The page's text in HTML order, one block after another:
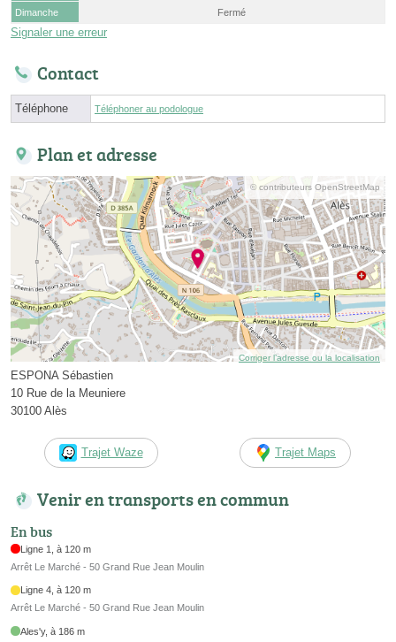
Dimanche
Fermé
Signaler une erreur
Contact
Téléphone Téléphoner au podologue
Plan et adresse
© contributeurs OpenStreetMap
Corriger l’adresse ou la localisation
ESPONA Sébastien
10 Rue de la Meuniere
30100 Alès
Trajet Waze Trajet Maps
Venir en transports en commun
En bus
Ligne 1, à 120 m
Arrêt Le Marché - 50 Grand Rue Jean Moulin
Ligne 4, à 120 m
Arrêt Le Marché - 50 Grand Rue Jean Moulin
Ales'y, à 186 m